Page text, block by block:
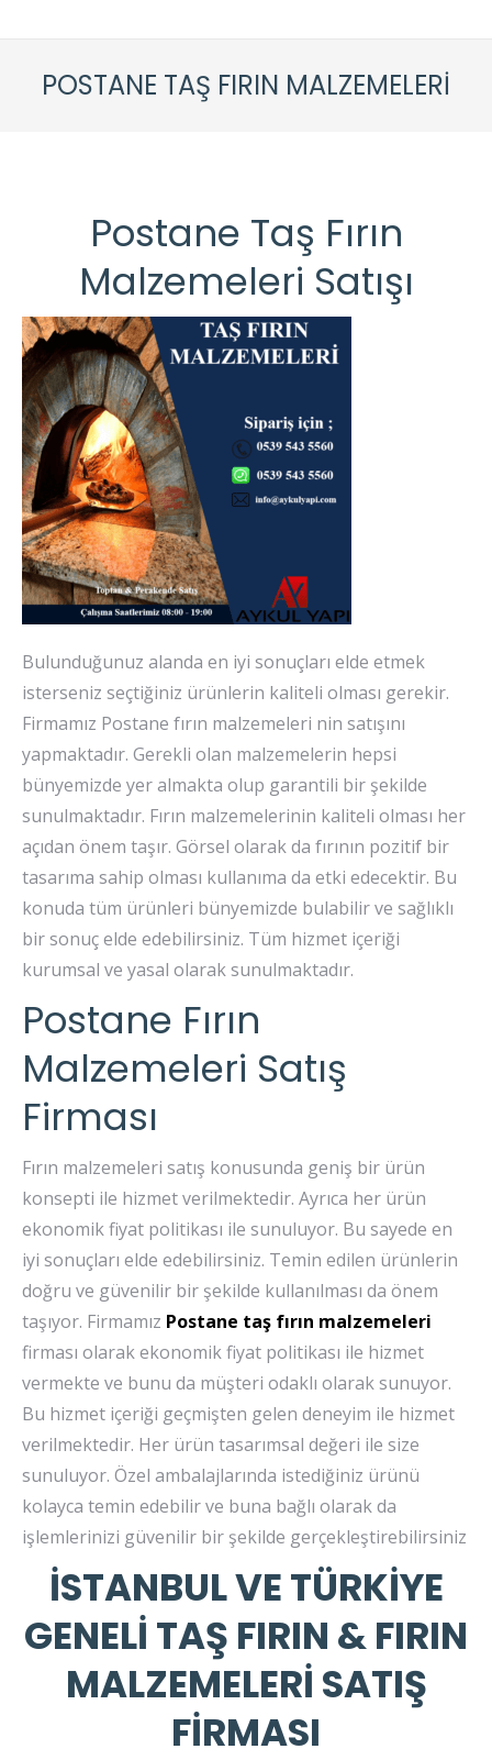
POSTANE TAŞ FIRIN MALZEMELERI
Postane Taş Fırın
Malzemeleri Satışı
Bulunduğunuz alanda en iyi sonuçları elde etmek
isterseniz seçtiğiniz ürünlerin kaliteli olması gerekir.
Firmamız Postane fırın malzemeleri nin satışını
yapmaktadır. Gerekli olan malzemelerin hepsi
bünyemizde yer almakta olup garantili bir şekilde
sunulmaktadır. Fırın malzemelerinin kaliteli olması her
açıdan önem taşır. Görsel olarak da fırının pozitif bir
tasarıma sahip olması kullanıma da etki edecektir. Bu
konuda tüm ürünleri bünyemizde bulabilir ve sağlıklı
bir sonuç elde edebilirsiniz. Tüm hizmet içeriği
kurumsal ve yasal olarak sunulmaktadır.
Postane Fırın
Malzemeleri Satış
Firması
Fırın malzemeleri satış konusunda geniş bir ürün
konsepti ile hizmet verilmektedir. Ayrıca her ürün
ekonomik fiyat politikası ile sunuluyor. Bu sayede en
iyi sonuçları elde edebilirsiniz. Temin edilen ürünlerin
doğru ve güvenilir bir şekilde kullanılması da önem
taşıyor. Firmamız Postane taş fırın malzemeleri
firması olarak ekonomik fiyat politikası ile hizmet
vermekte ve bunu da müşteri odaklı olarak sunuyor.
Bu hizmet içeriği geçmişten gelen deneyim ile hizmet
verilmektedir. Her ürün tasarımsal değeri ile size
sunuluyor. Özel ambalajlarında istediğiniz ürünü
kolayca temin edebilir ve buna bağlı olarak da
işlemlerinizi güvenilir bir şekilde gerçekleştirebilirsiniz
İSTANBUL VE TÜRKİYE
GENELİ TAŞ FIRIN & FIRIN
MALZEMELERİ SATIŞ
FİRMASI